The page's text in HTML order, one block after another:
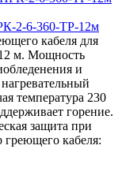
2-6-360-ТР-12м
кабеля для
12 м. Мощность
и
температура 230
горение.
защита при
кабеля: